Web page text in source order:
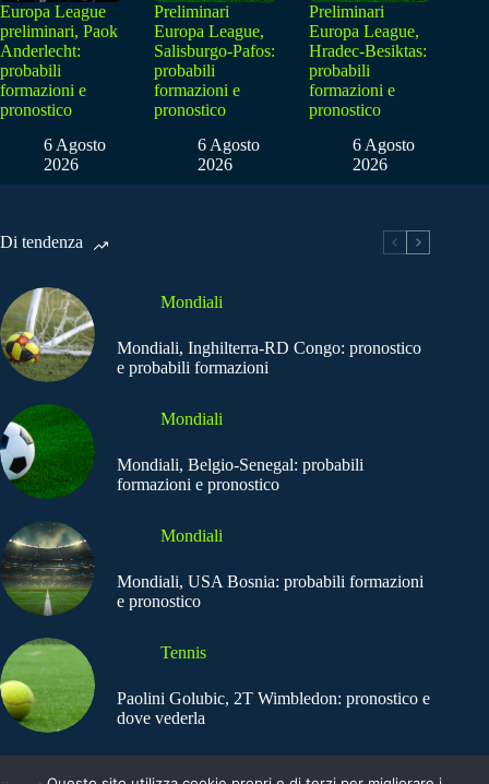
Europa League
preliminari, Paok
Anderlecht:
probabili
formazioni e
pronostico
6 Agosto
2026
Preliminari
Europa League,
Salisburgo-Pafos:
probabili
formazioni e
pronostico
6 Agosto
2026
Preliminari
Europa League,
Hradec-Besiktas:
probabili
formazioni e
pronostico
6 Agosto
2026
Di tendenza
Mondiali
Mondiali, Inghilterra-RD Congo: pronostico
e probabili formazioni
Mondiali
Mondiali, Belgio-Senegal: probabili
formazioni e pronostico
Mondiali
Mondiali, USA Bosnia: probabili formazioni
e pronostico
Tennis
Paolini Golubic, 2T Wimbledon: pronostico e
dove vederla